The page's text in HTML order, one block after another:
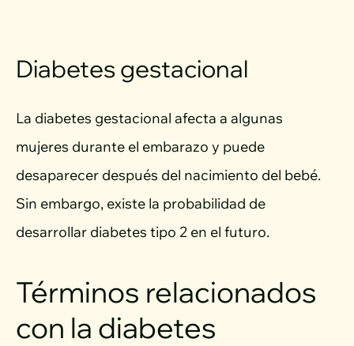
Diabetes gestacional
La diabetes gestacional afecta a algunas
mujeres durante el embarazo y puede
desaparecer después del nacimiento del bebé.
Sin embargo, existe la probabilidad de
desarrollar diabetes tipo 2 en el futuro.
Términos relacionados
con la diabetes